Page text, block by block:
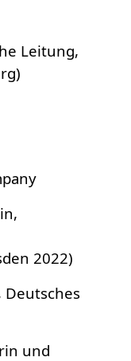
Leitung,
2022)
und